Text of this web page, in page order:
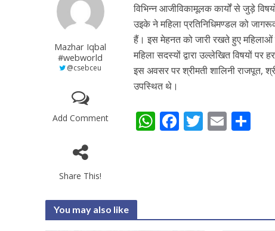
Mazhar Iqbal
#webworld
@csebceu
Add Comment
Share This!
विभिन्न आजीविकामूलक कार्यों से जुड़े
उइके ने महिला प्रतिनिधिमण्डल को
हैं। इस मेहनत को जारी रखते हुए
महिला सदस्यों द्वारा उल्लेखित विषयों पर
इस अवसर पर श्रीमती शालिनी राजपूत,
उपस्थित थे।
W
p
F
o
T E
You may also like